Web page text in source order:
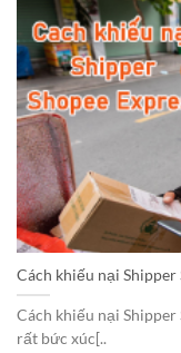
Cách khiếu nại Shipper
Cách khiếu nại Shipper
rất bức xúc[..